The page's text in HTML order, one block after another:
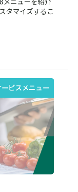
タマイズするこ
ービスメニュー